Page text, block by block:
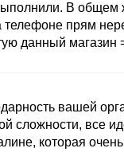
В общем
телефоне прям
данный магазин
вашей
сложности, все
которая